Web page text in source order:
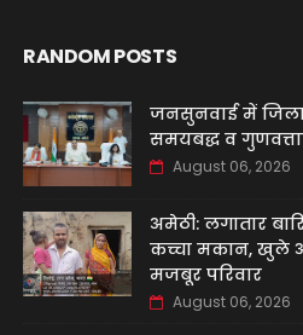
RANDOM POSTS
जनसुनवाई में
समयबद्ध व
August 06, 2026
अमेठी: लगातार
कच्चा मकान, खुले
मजबूर परिवार
August 06, 2026